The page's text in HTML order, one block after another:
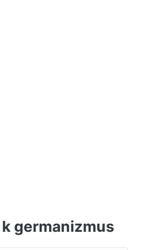
germanizmus